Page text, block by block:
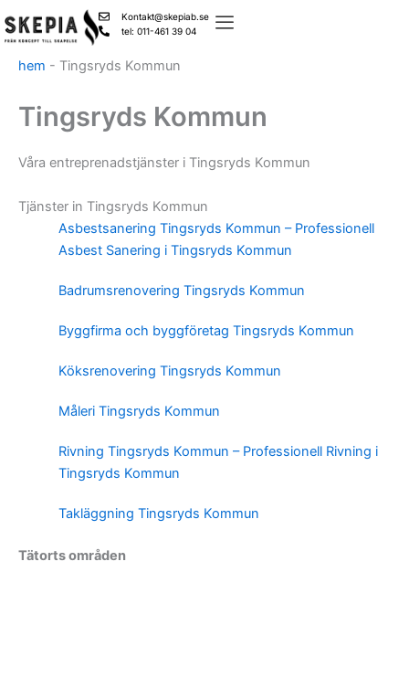
to
Kontakt@skepiab.se
tel: 011-461 39 04
hem - Tingsryds Kommun
Tingsryds Kommun
Våra entreprenadstjänster i Tingsryds Kommun
Tjänster in Tingsryds Kommun
Asbestsanering Tingsryds Kommun – Professionell
Asbest Sanering i Tingsryds Kommun
Badrumsrenovering Tingsryds Kommun
Byggfirma och byggföretag Tingsryds Kommun
Köksrenovering Tingsryds Kommun
Måleri Tingsryds Kommun
Rivning Tingsryds Kommun – Professionell Rivning i
Tingsryds Kommun
Takläggning Tingsryds Kommun
Tätorts områden